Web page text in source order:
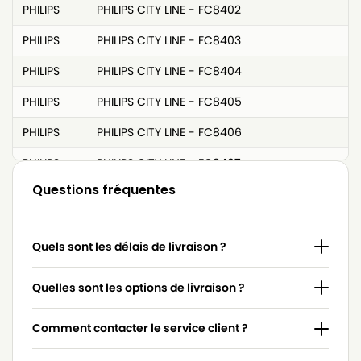
PHILIPS
PHILIPS CITY LINE - FC8402
PHILIPS
PHILIPS CITY LINE - FC8403
PHILIPS
PHILIPS CITY LINE - FC8404
PHILIPS
PHILIPS CITY LINE - FC8405
PHILIPS
PHILIPS CITY LINE - FC8406
PHILIPS
PHILIPS CITY LINE - FC8407
PHILIPS
PHILIPS CITY LINE - FC8408
PHILIPS
PHILIPS CITY LINE - FC8410
PHILIPS
PHILIPS CITY LINE - FC8411
PHILIPS
PHILIPS CITY LINE - FC8413
Questions fréquentes
Quels sont les délais de livraison ?
Quelles sont les options de livraison ?
Comment contacter le service client ?